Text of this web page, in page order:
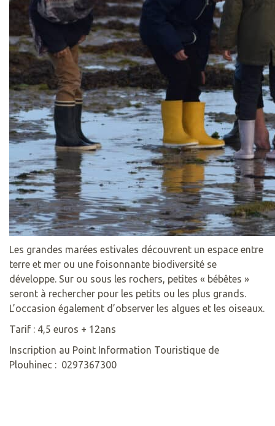
Les grandes marées estivales découvrent un espace entre
terre et mer ou une foisonnante biodiversité se
développe. Sur ou sous les rochers, petites « bébêtes »
seront à rechercher pour les petits ou les plus grands.
L’occasion également d’observer les algues et les oiseaux.
Tarif : 4,5 euros + 12ans
Inscription au Point Information Touristique de
Plouhinec : 0297367300